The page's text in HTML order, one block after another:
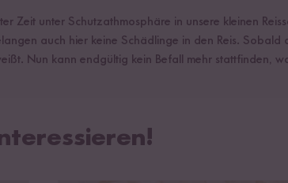
Zeit unter Schutzathmosphäre in unsere kleinen
auch hier keine Schädlinge in den Reis. Sobald
Nun kann endgültig kein Befall mehr stattfinden,